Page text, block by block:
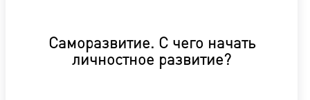
Саморазвитие. С чего начать
личностное развитие?